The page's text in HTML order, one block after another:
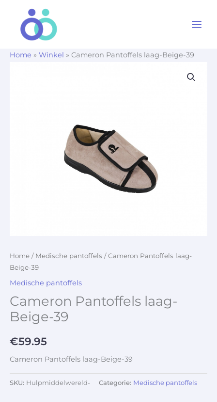
Home » Winkel » Cameron Pantoffels laag-Beige-39
Home / Medische pantoffels / Cameron Pantoffels laag-
Beige-39
Medische pantoffels
Cameron Pantoffels laag-
Beige-39
€59.95
Cameron Pantoffels laag-Beige-39
SKU: Hulpmiddelwereld- Categorie: Medische pantoffels